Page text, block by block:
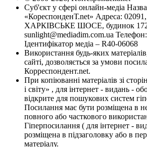
Суб'єкт у сфері онлайн-медіа
«КореспонденТ.net» Адреса: 02091,
ХАРКІВСЬКЕ ШОСЕ, будинок 172-
sunlight@mediadim.com.ua
Ідентифікатор медіа – R40-06068
Використання будь-яких
сайті, дозволяється за умови
Корреспондент.net.
При копіюванні матеріалів зі
і світу» , для інтернет - видань -
відкрите для пошукових систем
Посилання має бути розміщена в
повного або часткового
Гіперпосилання ( для інтернет -
розміщена в підзаголовку або в
матеріалу.